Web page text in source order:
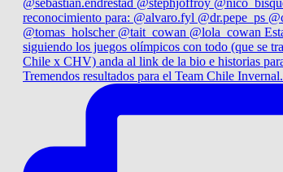
Tremendos resultados para el Team Chile Invernal.